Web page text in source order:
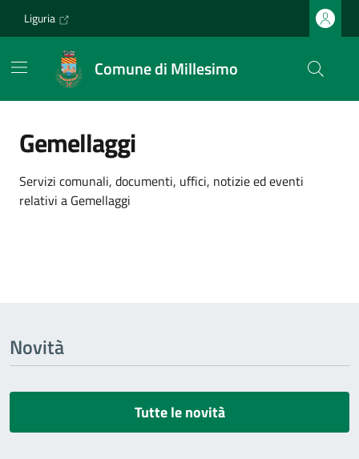
Liguria
Comune di Millesimo
Gemellaggi
Dettagli dell'argomento
Servizi comunali, documenti, uffici, notizie ed eventi
relativi a Gemellaggi
Novità
Tutte le novità